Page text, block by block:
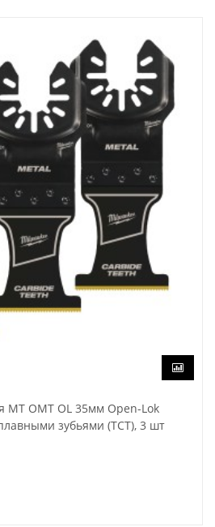
МТ OMT OL 35мм Open-Lok
зубьями (TCT), 3 шт